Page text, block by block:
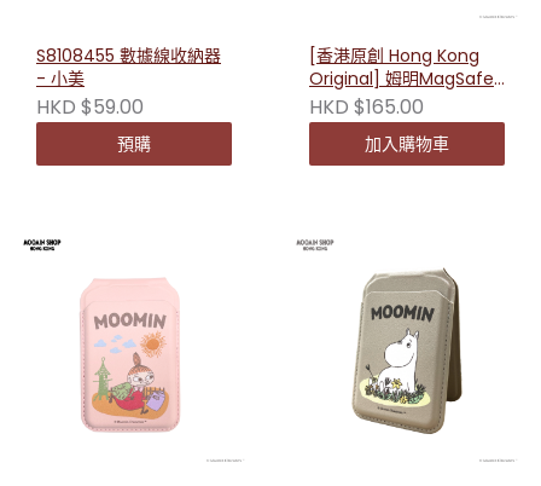
S8108455 數據線收納器
- 小美
HKD $59.00
預購
[香港原創 Hong Kong
Original] 姆明MagSafe
卡片套 - 小美露營(黑色)
HKD $165.00
加入購物車